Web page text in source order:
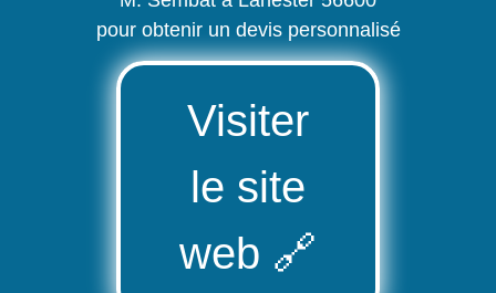
pour obtenir un devis personnalisé
Visiter
le site
web 🔗